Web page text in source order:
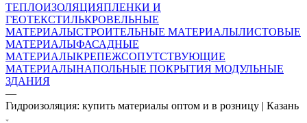
ТЕПЛОИЗОЛЯЦИЯПЛЕНКИ И
ГЕОТЕКСТИЛЬКРОВЕЛЬНЫЕ
МАТЕРИАЛЫСТРОИТЕЛЬНЫЕ МАТЕРИАЛЫЛИСТОВЫЕ
МАТЕРИАЛЫФАСАДНЫЕ
МАТЕРИАЛЫКРЕПЕЖСОПУТСТВУЮЩИЕ
МАТЕРИАЛЫНАПОЛЬНЫЕ ПОКРЫТИЯ МОДУЛЬНЫЕ
ЗДАНИЯ
—
Гидроизоляция: купить материалы оптом и в розницу | Казань